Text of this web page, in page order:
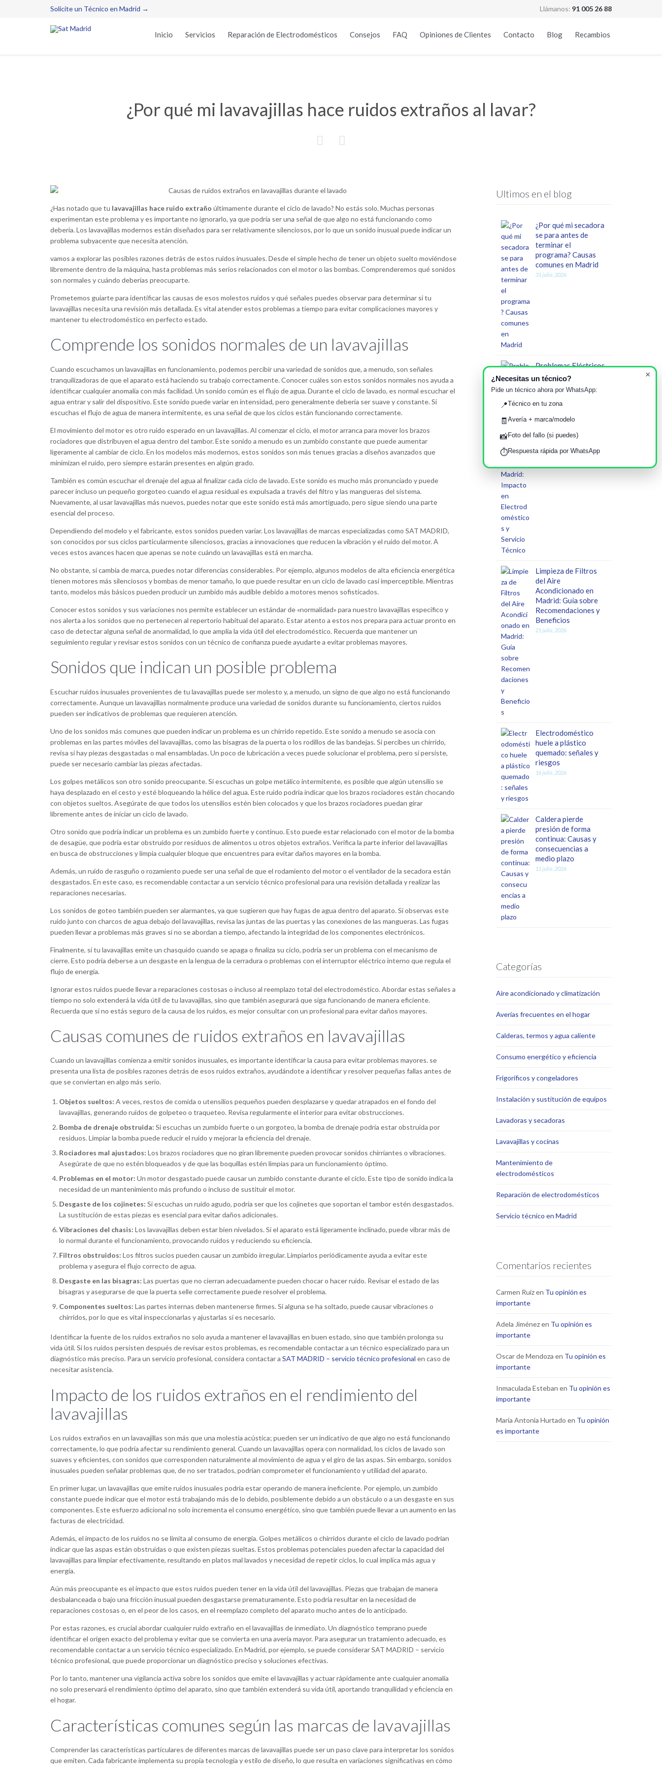
Solicite un Técnico en Madrid → Llámanos: 91 005 26 88
Inicio Servicios Reparación de Electrodomésticos Consejos FAQ Opiniones de Clientes Contacto Blog Recambios
¿Por qué mi lavavajillas hace ruidos extraños al lavar?
 
¿Has notado que tu lavavajillas hace ruido extraño últimamente durante el ciclo de lavado? No estás solo. Muchas personas
experimentan este problema y es importante no ignorarlo, ya que podría ser una señal de que algo no está funcionando como
debería. Los lavavajillas modernos están diseñados para ser relativamente silenciosos, por lo que un sonido inusual puede indicar un
problema subyacente que necesita atención.
vamos a explorar las posibles razones detrás de estos ruidos inusuales. Desde el simple hecho de tener un objeto suelto moviéndose
libremente dentro de la máquina, hasta problemas más serios relacionados con el motor o las bombas. Comprenderemos qué sonidos
son normales y cuándo deberías preocuparte.
Prometemos guiarte para identificar las causas de esos molestos ruidos y qué señales puedes observar para determinar si tu
lavavajillas necesita una revisión más detallada. Es vital atender estos problemas a tiempo para evitar complicaciones mayores y
mantener tu electrodoméstico en perfecto estado.
Comprende los sonidos normales de un lavavajillas
Cuando escuchamos un lavavajillas en funcionamiento, podemos percibir una variedad de sonidos que, a menudo, son señales
tranquilizadoras de que el aparato está haciendo su trabajo correctamente. Conocer cuáles son estos sonidos normales nos ayuda a
identificar cualquier anomalía con más facilidad. Un sonido común es el flujo de agua. Durante el ciclo de lavado, es normal escuchar el
agua entrar y salir del dispositivo. Este sonido puede variar en intensidad, pero generalmente debería ser suave y constante. Si
escuchas el flujo de agua de manera intermitente, es una señal de que los ciclos están funcionando correctamente.
El movimiento del motor es otro ruido esperado en un lavavajillas. Al comenzar el ciclo, el motor arranca para mover los brazos
rociadores que distribuyen el agua dentro del tambor. Este sonido a menudo es un zumbido constante que puede aumentar
ligeramente al cambiar de ciclo. En los modelos más modernos, estos sonidos son más tenues gracias a diseños avanzados que
minimizan el ruido, pero siempre estarán presentes en algún grado.
También es común escuchar el drenaje del agua al finalizar cada ciclo de lavado. Este sonido es mucho más pronunciado y puede
parecer incluso un pequeño gorgoteo cuando el agua residual es expulsada a través del filtro y las mangueras del sistema.
Nuevamente, al usar lavavajillas más nuevos, puedes notar que este sonido está más amortiguado, pero sigue siendo una parte
esencial del proceso.
Dependiendo del modelo y el fabricante, estos sonidos pueden variar. Los lavavajillas de marcas especializadas como SAT MADRID,
son conocidos por sus ciclos particularmente silenciosos, gracias a innovaciones que reducen la vibración y el ruido del motor. A
veces estos avances hacen que apenas se note cuándo un lavavajillas está en marcha.
No obstante, si cambia de marca, puedes notar diferencias considerables. Por ejemplo, algunos modelos de alta eficiencia energética
tienen motores más silenciosos y bombas de menor tamaño, lo que puede resultar en un ciclo de lavado casi imperceptible. Mientras
tanto, modelos más básicos pueden producir un zumbido más audible debido a motores menos sofisticados.
Conocer estos sonidos y sus variaciones nos permite establecer un estándar de «normalidad» para nuestro lavavajillas específico y
nos alerta a los sonidos que no pertenecen al repertorio habitual del aparato. Estar atento a estos nos prepara para actuar pronto en
caso de detectar alguna señal de anormalidad, lo que amplia la vida útil del electrodoméstico. Recuerda que mantener un
seguimiento regular y revisar estos sonidos con un técnico de confianza puede ayudarte a evitar problemas mayores.
Sonidos que indican un posible problema
Escuchar ruidos inusuales provenientes de tu lavavajillas puede ser molesto y, a menudo, un signo de que algo no está funcionando
correctamente. Aunque un lavavajillas normalmente produce una variedad de sonidos durante su funcionamiento, ciertos ruidos
pueden ser indicativos de problemas que requieren atención.
Uno de los sonidos más comunes que pueden indicar un problema es un chirrido repetido. Este sonido a menudo se asocia con
problemas en las partes móviles del lavavajillas, como las bisagras de la puerta o los rodillos de las bandejas. Si percibes un chirrido,
revisa si hay piezas desgastadas o mal ensambladas. Un poco de lubricación a veces puede solucionar el problema, pero si persiste,
puede ser necesario cambiar las piezas afectadas.
Los golpes metálicos son otro sonido preocupante. Si escuchas un golpe metálico intermitente, es posible que algún utensilio se
haya desplazado en el cesto y esté bloqueando la hélice del agua. Este ruido podría indicar que los brazos rociadores están chocando
con objetos sueltos. Asegúrate de que todos los utensilios estén bien colocados y que los brazos rociadores puedan girar
libremente antes de iniciar un ciclo de lavado.
Otro sonido que podría indicar un problema es un zumbido fuerte y continuo. Esto puede estar relacionado con el motor de la bomba
de desagüe, que podría estar obstruido por residuos de alimentos u otros objetos extraños. Verifica la parte inferior del lavavajillas
en busca de obstrucciones y limpia cualquier bloque que encuentres para evitar daños mayores en la bomba.
Además, un ruido de rasguño o rozamiento puede ser una señal de que el rodamiento del motor o el ventilador de la secadora están
desgastados. En este caso, es recomendable contactar a un servicio técnico profesional para una revisión detallada y realizar las
reparaciones necesarias.
Los sonidos de goteo también pueden ser alarmantes, ya que sugieren que hay fugas de agua dentro del aparato. Si observas este
ruido junto con charcos de agua debajo del lavavajillas, revisa las juntas de las puertas y las conexiones de las mangueras. Las fugas
pueden llevar a problemas más graves si no se abordan a tiempo, afectando la integridad de los componentes electrónicos.
Finalmente, si tu lavavajillas emite un chasquido cuando se apaga o finaliza su ciclo, podría ser un problema con el mecanismo de
cierre. Esto podría deberse a un desgaste en la lengua de la cerradura o problemas con el interruptor eléctrico interno que regula el
flujo de energía.
Ignorar estos ruidos puede llevar a reparaciones costosas o incluso al reemplazo total del electrodoméstico. Abordar estas señales a
tiempo no solo extenderá la vida útil de tu lavavajillas, sino que también asegurará que siga funcionando de manera eficiente.
Recuerda que si no estás seguro de la causa de los ruidos, es mejor consultar con un profesional para evitar daños mayores.
Causas comunes de ruidos extraños en lavavajillas
Cuando un lavavajillas comienza a emitir sonidos inusuales, es importante identificar la causa para evitar problemas mayores. se
presenta una lista de posibles razones detrás de esos ruidos extraños, ayudándote a identificar y resolver pequeñas fallas antes de
que se conviertan en algo más serio.
Objetos sueltos: A veces, restos de comida o utensilios pequeños pueden desplazarse y quedar atrapados en el fondo del
lavavajillas, generando ruidos de golpeteo o traqueteo. Revisa regularmente el interior para evitar obstrucciones.
Bomba de drenaje obstruida: Si escuchas un zumbido fuerte o un gorgoteo, la bomba de drenaje podría estar obstruida por
residuos. Limpiar la bomba puede reducir el ruido y mejorar la eficiencia del drenaje.
Rociadores mal ajustados: Los brazos rociadores que no giran libremente pueden provocar sonidos chirriantes o vibraciones.
Asegúrate de que no estén bloqueados y de que las boquillas estén limpias para un funcionamiento óptimo.
Problemas en el motor: Un motor desgastado puede causar un zumbido constante durante el ciclo. Este tipo de sonido indica la
necesidad de un mantenimiento más profundo o incluso de sustituir el motor.
Desgaste de los cojinetes: Si escuchas un ruido agudo, podría ser que los cojinetes que soportan el tambor estén desgastados.
La sustitución de estas piezas es esencial para evitar daños adicionales.
Vibraciones del chasis: Los lavavajillas deben estar bien nivelados. Si el aparato está ligeramente inclinado, puede vibrar más de
lo normal durante el funcionamiento, provocando ruidos y reduciendo su eficiencia.
Filtros obstruidos: Los filtros sucios pueden causar un zumbido irregular. Limpiarlos periódicamente ayuda a evitar este
problema y asegura el flujo correcto de agua.
Desgaste en las bisagras: Las puertas que no cierran adecuadamente pueden chocar o hacer ruido. Revisar el estado de las
bisagras y asegurarse de que la puerta selle correctamente puede resolver el problema.
Componentes sueltos: Las partes internas deben mantenerse firmes. Si alguna se ha soltado, puede causar vibraciones o
chirridos, por lo que es vital inspeccionarlas y ajustarlas si es necesario.
Identificar la fuente de los ruidos extraños no solo ayuda a mantener el lavavajillas en buen estado, sino que también prolonga su
vida útil. Si los ruidos persisten después de revisar estos problemas, es recomendable contactar a un técnico especializado para un
diagnóstico más preciso. Para un servicio profesional, considera contactar a SAT MADRID – servicio técnico profesional en caso de
necesitar asistencia.
Impacto de los ruidos extraños en el rendimiento del
lavavajillas
Los ruidos extraños en un lavavajillas son más que una molestia acústica; pueden ser un indicativo de que algo no está funcionando
correctamente, lo que podría afectar su rendimiento general. Cuando un lavavajillas opera con normalidad, los ciclos de lavado son
suaves y eficientes, con sonidos que corresponden naturalmente al movimiento de agua y el giro de las aspas. Sin embargo, sonidos
inusuales pueden señalar problemas que, de no ser tratados, podrían comprometer el funcionamiento y utilidad del aparato.
En primer lugar, un lavavajillas que emite ruidos inusuales podría estar operando de manera ineficiente. Por ejemplo, un zumbido
constante puede indicar que el motor está trabajando más de lo debido, posiblemente debido a un obstáculo o a un desgaste en sus
componentes. Este esfuerzo adicional no solo incrementa el consumo energético, sino que también puede llevar a un aumento en las
facturas de electricidad.
Además, el impacto de los ruidos no se limita al consumo de energía. Golpes metálicos o chirridos durante el ciclo de lavado podrían
indicar que las aspas están obstruidas o que existen piezas sueltas. Estos problemas potenciales pueden afectar la capacidad del
lavavajillas para limpiar efectivamente, resultando en platos mal lavados y necesidad de repetir ciclos, lo cual implica más agua y
energía.
Aún más preocupante es el impacto que estos ruidos pueden tener en la vida útil del lavavajillas. Piezas que trabajan de manera
desbalanceada o bajo una fricción inusual pueden desgastarse prematuramente. Esto podría resultar en la necesidad de
reparaciones costosas o, en el peor de los casos, en el reemplazo completo del aparato mucho antes de lo anticipado.
Por estas razones, es crucial abordar cualquier ruido extraño en el lavavajillas de inmediato. Un diagnóstico temprano puede
identificar el origen exacto del problema y evitar que se convierta en una avería mayor. Para asegurar un tratamiento adecuado, es
recomendable contactar a un servicio técnico especializado. En Madrid, por ejemplo, se puede considerar SAT MADRID – servicio
técnico profesional, que puede proporcionar un diagnóstico preciso y soluciones efectivas.
Por lo tanto, mantener una vigilancia activa sobre los sonidos que emite el lavavajillas y actuar rápidamente ante cualquier anomalía
no solo preservará el rendimiento óptimo del aparato, sino que también extenderá su vida útil, aportando tranquilidad y eficiencia en
el hogar.
Características comunes según las marcas de lavavajillas
Comprender las características particulares de diferentes marcas de lavavajillas puede ser un paso clave para interpretar los sonidos
que emiten. Cada fabricante implementa su propia tecnología y estilo de diseño, lo que resulta en variaciones significativas en cómo
Ultimos en el blog
¿Por qué mi secadora
se para antes de
terminar el
programa? Causas
comunes en Madrid
31 julio, 2026
Problemas Eléctricos
Frecuentes en
Viviendas Antiguas
de Madrid: Impacto
en Electrodomésticos
y Servicio Técnico
Limpieza de Filtros
del Aire
Acondicionado en
Madrid: Guía sobre
Recomendaciones y
Beneficios
21 julio, 2026
Electrodoméstico
huele a plástico
quemado: señales y
riesgos
16 julio, 2026
Caldera pierde
presión de forma
continua: Causas y
consecuencias a
medio plazo
11 julio, 2026
Categorías
Aire acondicionado y climatización
Averías frecuentes en el hogar
Calderas, termos y agua caliente
Consumo energético y eficiencia
Frigoríficos y congeladores
Instalación y sustitución de equipos
Lavadoras y secadoras
Lavavajillas y cocinas
Mantenimiento de
electrodomésticos
Reparación de electrodomésticos
Servicio técnico en Madrid
Comentarios recientes
Carmen Ruizen Tu opinión es
importante
Adela Jiménezen Tu opinión es
importante
Oscar de Mendoza en Tu opinión es
importante
Inmaculada Esteban en Tu opinión es
importante
María Antonia Hurtado en Tu opinión
es importante
×
¿Necesitas un técnico?
Pide un técnico ahora por WhatsApp:
📍Técnico en tu zona
🧾 Avería + marca/modelo
📸Foto del fallo (si puedes)
⏱️Respuesta rápida por WhatsApp